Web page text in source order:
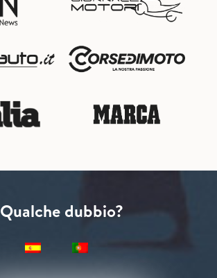
Qualche dubbio?